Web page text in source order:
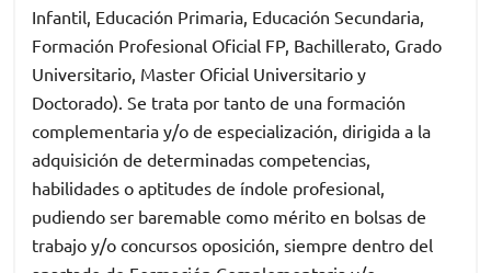
Infantil, Educación Primaria, Educación Secundaria,
Formación Profesional Oficial FP, Bachillerato, Grado
Universitario, Master Oficial Universitario y
Doctorado). Se trata por tanto de una formación
complementaria y/o de especialización, dirigida a la
adquisición de determinadas competencias,
habilidades o aptitudes de índole profesional,
pudiendo ser baremable como mérito en bolsas de
trabajo y/o concursos oposición, siempre dentro del